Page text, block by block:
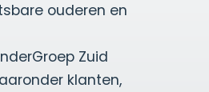
ouderen en
Zuid
klanten,